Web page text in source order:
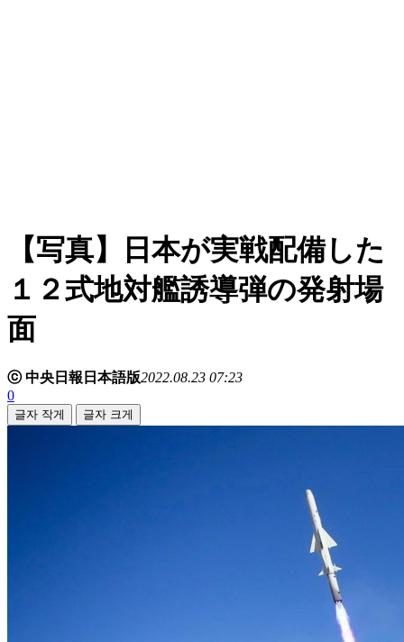
【写真】日本が実戦配備した
１２式地対艦誘導弾の発射場
面
ⓒ 中央日報日本語版2022.08.23 07:23
0
글자 작게 글자 크게